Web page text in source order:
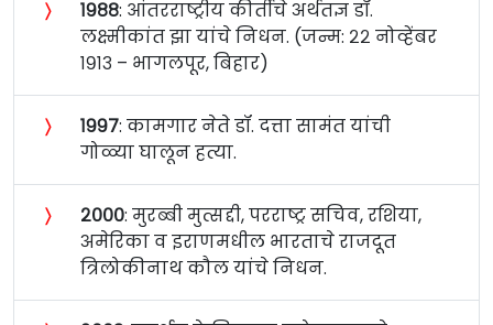
〉 १९८८: आंतरराष्ट्रीय कीर्तीचे अर्थतज्ञ डॉ.
लक्ष्मीकांत झा यांचे निधन. (जन्म: २२ नोव्हेंबर
१९१३ – भागलपूर, बिहार)
〉 १९९७: कामगार नेते डॉ. दत्ता सामंत यांची
गोळ्या घालून हत्या.
〉 २०००: मुरब्बी मुत्सद्दी, परराष्ट्र सचिव, रशिया,
अमेरिका व इराणमधील भारताचे राजदूत
त्रिलोकीनाथ कौल यांचे निधन.